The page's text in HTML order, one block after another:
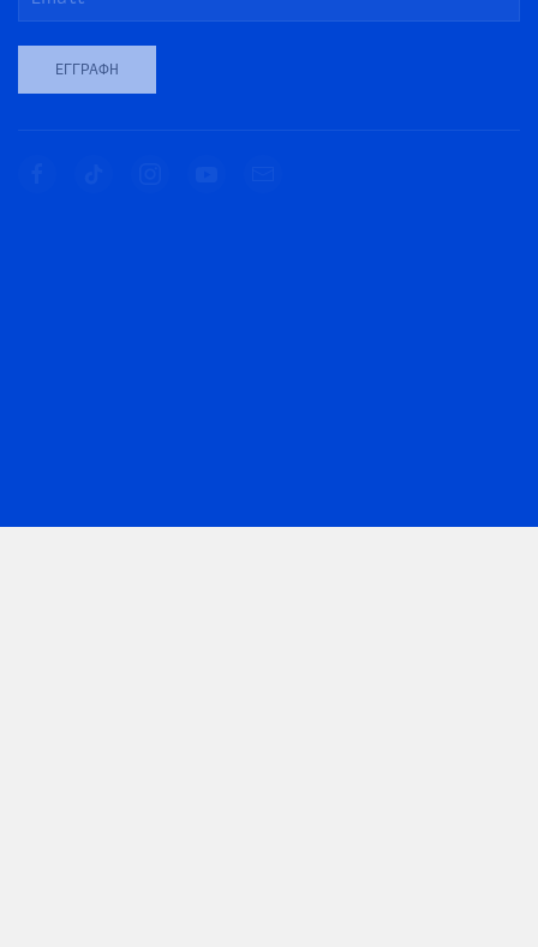
ΕΓΓΡΑΦΉ